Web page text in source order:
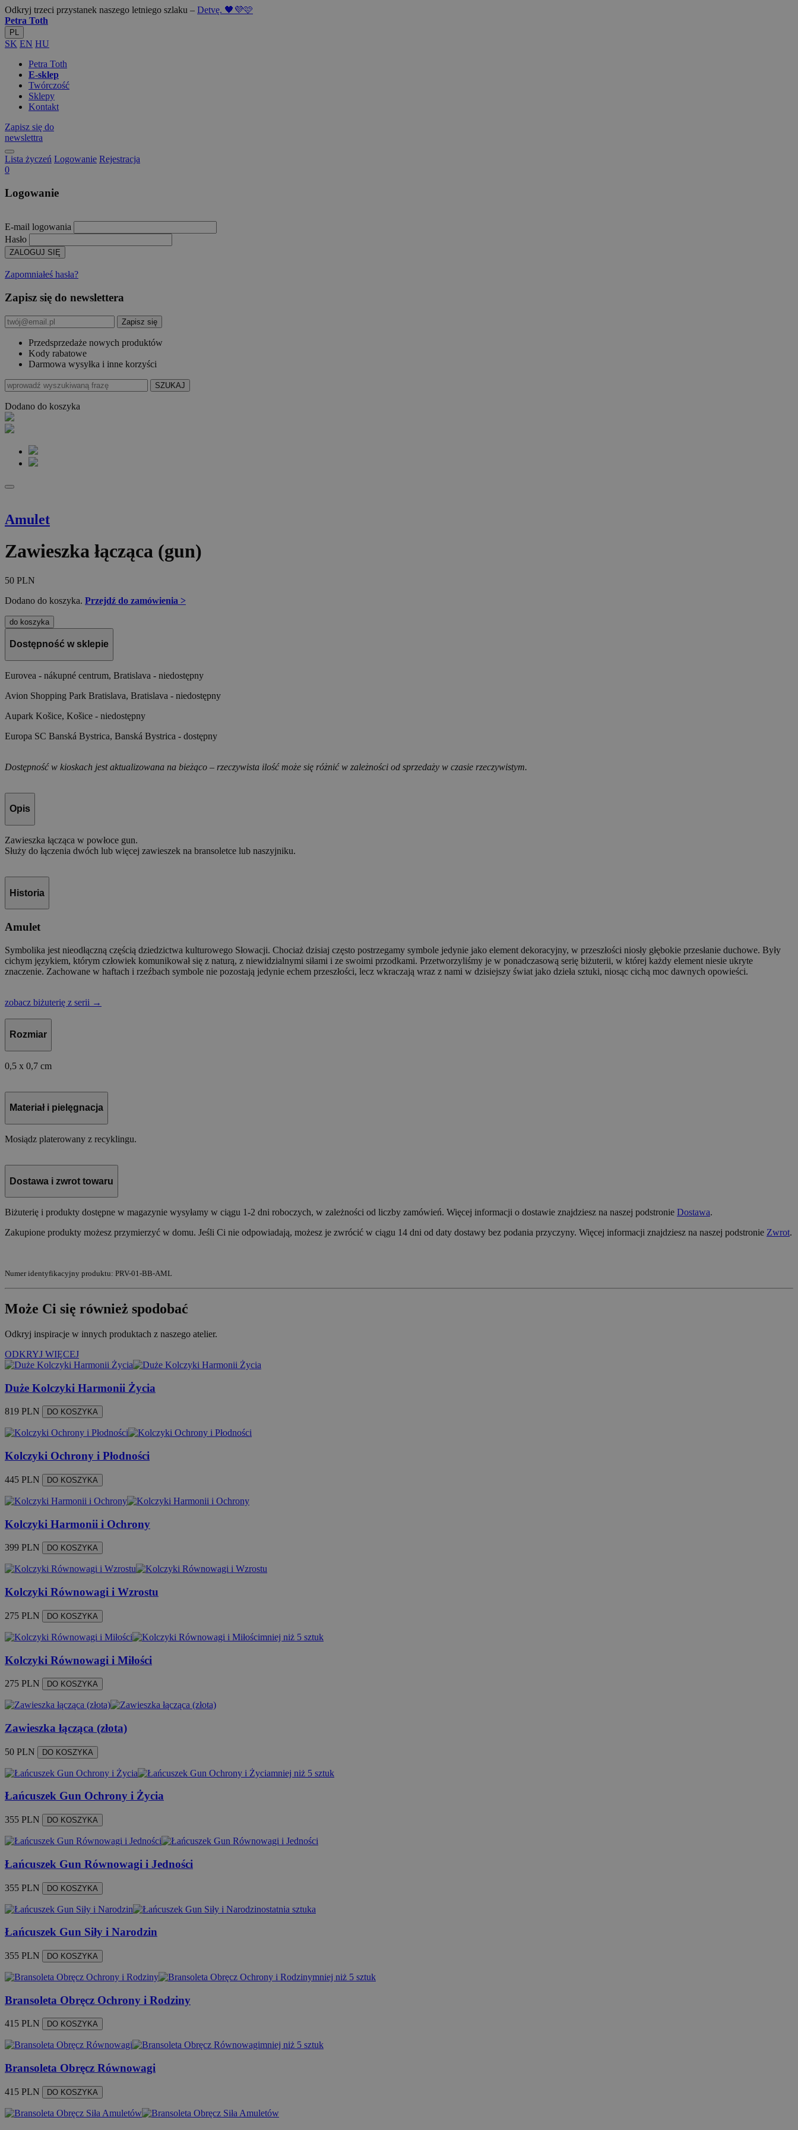
Odkryj trzeci przystanek naszego letniego szlaku – Detvę. 🖤💜🩷
Petra Toth
PL
SK EN HU
Petra Toth
E-sklep
Twórczość
Sklepy
Kontakt
Zapisz się do
newslettra
Lista życzeń Logowanie Rejestracja
0
Logowanie
E-mail logowania
Hasło
Zapomniałeś hasła?
Zapisz się do newslettera
Przedsprzedaże nowych produktów
Kody rabatowe
Darmowa wysyłka i inne korzyści
Dodano do koszyka
Amulet
Zawieszka łącząca (gun)
50 PLN
Dodano do koszyka. Przejdź do zamówienia >
do koszyka
Dostępność w sklepie
Eurovea - nákupné centrum, Bratislava - niedostępny
Avion Shopping Park Bratislava, Bratislava - niedostępny
Aupark Košice, Košice - niedostępny
Europa SC Banská Bystrica, Banská Bystrica - dostępny
Dostępność w kioskach jest aktualizowana na bieżąco – rzeczywista ilość może się różnić w zależności od sprzedaży w czasie rzeczywistym.
Opis
Zawieszka łącząca w powłoce gun.
Służy do łączenia dwóch lub więcej zawieszek na bransoletce lub naszyjniku.
Historia
Amulet
Symbolika jest nieodłączną częścią dziedzictwa kulturowego Słowacji. Chociaż dzisiaj często postrzegamy symbole jedynie jako element dekoracyjny, w przeszłości niosły głębokie przesłanie duchowe. Były
cichym językiem, którym człowiek komunikował się z naturą, z niewidzialnymi siłami i ze swoimi przodkami. Przetworzyliśmy je w ponadczasową serię biżuterii, w której każdy element niesie ukryte
znaczenie. Zachowane w haftach i rzeźbach symbole nie pozostają jedynie echem przeszłości, lecz wkraczają wraz z nami w dzisiejszy świat jako dzieła sztuki, niosąc cichą moc dawnych opowieści.
zobacz biżuterię z serii →
Rozmiar
0,5 x 0,7 cm
Materiał i pielęgnacja
Mosiądz platerowany z recyklingu.
Dostawa i zwrot towaru
Biżuterię i produkty dostępne w magazynie wysyłamy w ciągu 1-2 dni roboczych, w zależności od liczby zamówień. Więcej informacji o dostawie znajdziesz na naszej podstronie Dostawa.
Zakupione produkty możesz przymierzyć w domu. Jeśli Ci nie odpowiadają, możesz je zwrócić w ciągu 14 dni od daty dostawy bez podania przyczyny. Więcej informacji znajdziesz na naszej podstronie Zwrot.
Numer identyfikacyjny produktu: PRV-01-BB-AML
Może Ci się również spodobać
Odkryj inspiracje w innych produktach z naszego atelier.
ODKRYJ WIĘCEJ
Duże Kolczyki Harmonii Życia
819 PLN DO KOSZYKA
Kolczyki Ochrony i Płodności
445 PLN DO KOSZYKA
Kolczyki Harmonii i Ochrony
399 PLN DO KOSZYKA
Kolczyki Równowagi i Wzrostu
275 PLN DO KOSZYKA
mniej niż 5 sztuk
Kolczyki Równowagi i Miłości
275 PLN DO KOSZYKA
Zawieszka łącząca (złota)
50 PLN DO KOSZYKA
mniej niż 5 sztuk
Łańcuszek Gun Ochrony i Życia
355 PLN DO KOSZYKA
Łańcuszek Gun Równowagi i Jedności
355 PLN DO KOSZYKA
ostatnia sztuka
Łańcuszek Gun Siły i Narodzin
355 PLN DO KOSZYKA
mniej niż 5 sztuk
Bransoleta Obręcz Ochrony i Rodziny
415 PLN DO KOSZYKA
mniej niż 5 sztuk
Bransoleta Obręcz Równowagi
415 PLN DO KOSZYKA